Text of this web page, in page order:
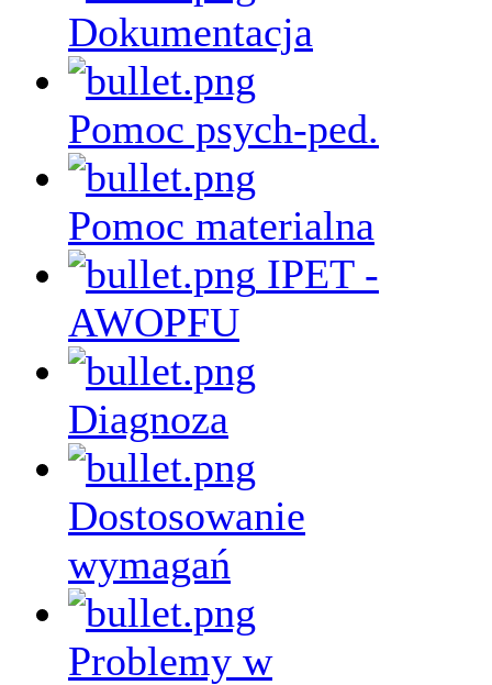
Dokumentacja
Pomoc psych-ped.
Pomoc materialna
IPET -
AWOPFU
Diagnoza
Dostosowanie
wymagań
Problemy w